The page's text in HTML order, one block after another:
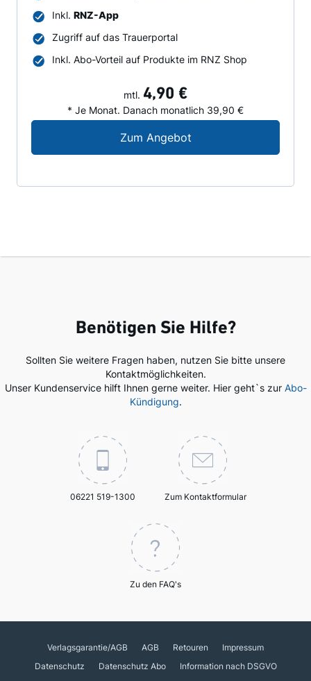
Inkl. RNZ-App
Zugriff auf das Trauerportal
Inkl. Abo-Vorteil auf Produkte im RNZ Shop
mtl. 4,90 €
* Je Monat. Danach monatlich 39,90 €
Zum AngebotDigital-Angebot für
Benötigen Sie Hilfe?
Sollten Sie weitere Fragen haben, nutzen Sie bitte unsere
Kontaktmöglichkeiten.
Unser Kundenservice hilft Ihnen gerne weiter. Hier geht`s zur Abo-
Kündigung.
06221 519-1300 Zum Kontaktformular
Zu den FAQ's
Verlagsgarantie/AGB AGB Retouren
Impressum
Datenschutz
Datenschutz Abo
Information nach DSGVO